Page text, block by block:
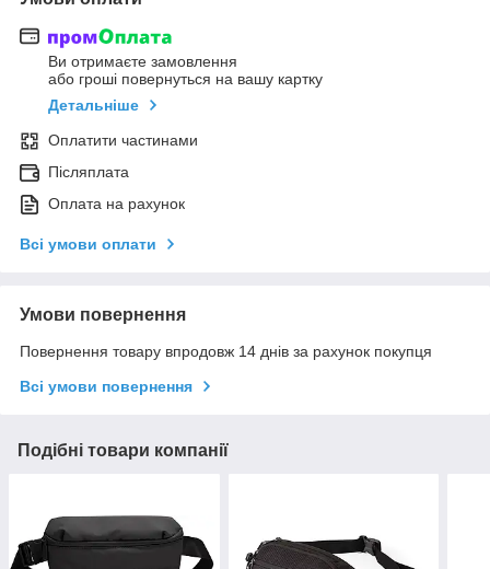
Ви отримаєте замовлення
або гроші повернуться на вашу картку
Детальніше
Оплатити частинами
Післяплата
Оплата на рахунок
Всі умови оплати
Умови повернення
Повернення товару впродовж 14 днів за рахунок покупця
Всі умови повернення
Подібні товари компанії